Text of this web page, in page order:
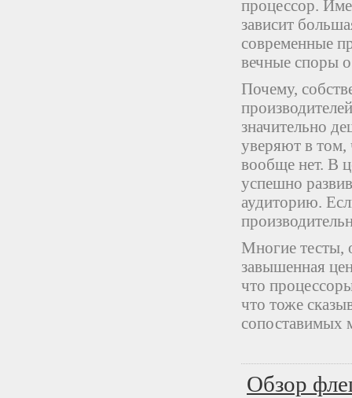
процессор.
зависит
современные
вечные споры
Почему,
значительно
уверяют в том,
вообще нет. В
успешно
аудиторию.
Многие тесты,
завышенная
что
что тоже
сопоставимых
Обзор